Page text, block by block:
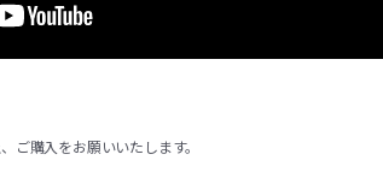
ご購入をお願いいたします。